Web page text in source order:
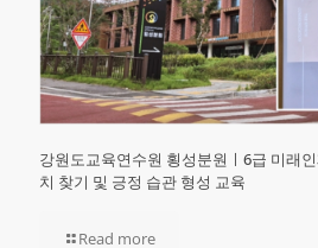
강원도교육연수원 횡성분원ㅣ6급 미래
치 찾기 및 긍정 습관 형성 교육
Read more